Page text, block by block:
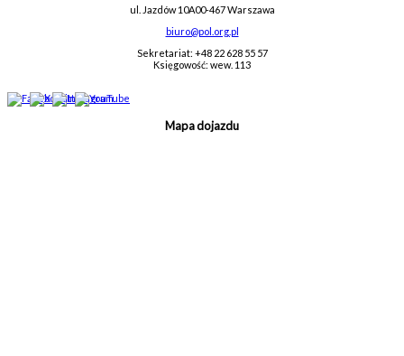
ul. Jazdów 10A00-467 Warszawa
biuro@pol.org.pl
Sekretariat: +48 22 628 55 57
Księgowość: wew. 113
Mapa dojazdu